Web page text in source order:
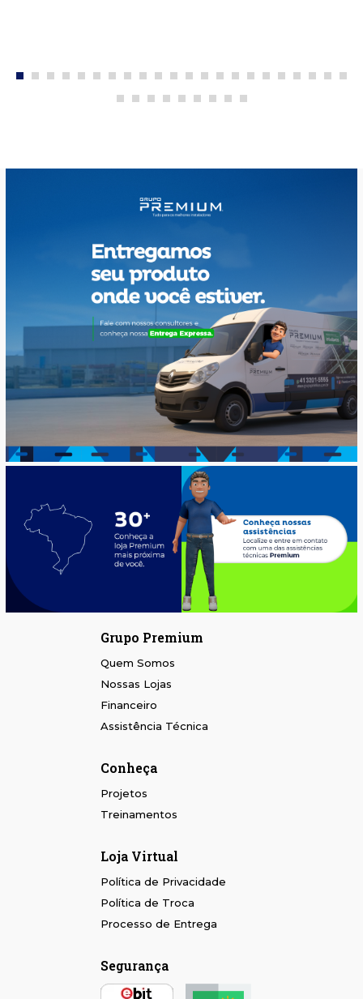
Grupo Premium
Quem Somos
Nossas Lojas
Financeiro
Assistência Técnica
Conheça
Projetos
Treinamentos
Loja Virtual
Política de Privacidade
Política de Troca
Processo de Entrega
Segurança